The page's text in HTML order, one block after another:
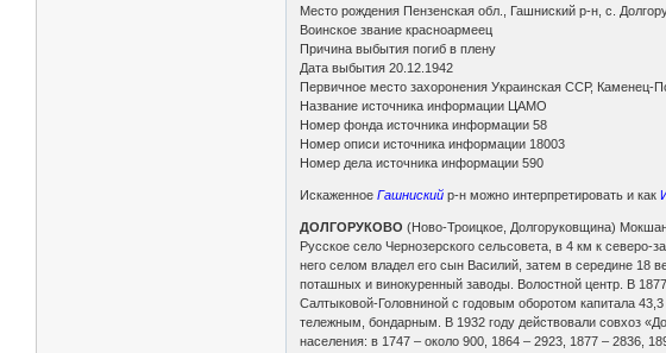
Место рождения Пензенская обл., Гашниский р-н, с.
Воинское звание красноармеец
Причина выбытия погиб в плену
Дата выбытия 20.12.1942
Первичное место захоронения Украинская ССР, Каменец-
Название источника информации ЦАМО
Номер фонда источника информации 58
Номер описи источника информации 18003
Номер дела источника информации 590
ИскаженноеГашниский р-н можно интерпретировать и как
ДОЛГОРУКОВО (Ново-Троицкое, Долгоруковщина)
Русское село Чернозерского сельсовета, в 4 км к
него селом владел его сын Василий, затем в середине 18
поташных и винокуренный заводы. Волостной центр. В
Салтыковой-Головниной с годовым оборотом капитала
тележным, бондарным. В 1932 году действовали совхоз
населения: в 1747 – около 900, 1864 – 2923, 1877 – 2836,